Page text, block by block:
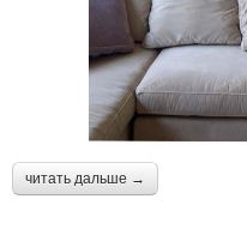
читать дальше →